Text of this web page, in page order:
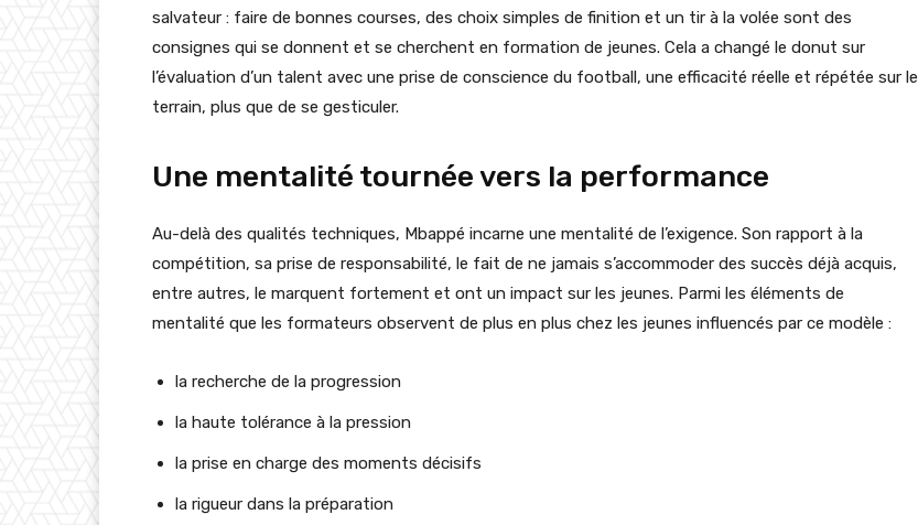
salvateur : faire de bonnes courses, des choix simples de finition et un tir à la volée sont des
consignes qui se donnent et se cherchent en formation de jeunes. Cela a changé le donut sur
l’évaluation d’un talent avec une prise de conscience du football, une efficacité réelle et répétée sur le
terrain, plus que de se gesticuler.
Une mentalité tournée vers la performance
Au-delà des qualités techniques, Mbappé incarne une mentalité de l’exigence. Son rapport à la
compétition, sa prise de responsabilité, le fait de ne jamais s’accommoder des succès déjà acquis,
entre autres, le marquent fortement et ont un impact sur les jeunes. Parmi les éléments de
mentalité que les formateurs observent de plus en plus chez les jeunes influencés par ce modèle :
la recherche de la progression
la haute tolérance à la pression
la prise en charge des moments décisifs
la rigueur dans la préparation